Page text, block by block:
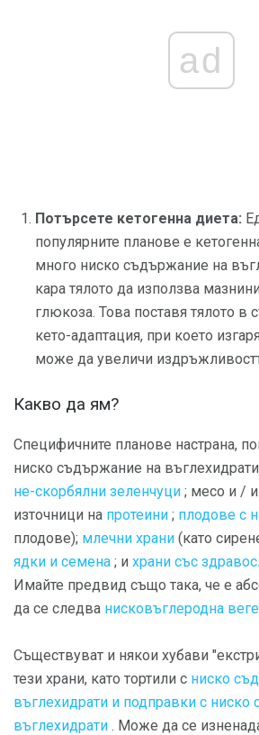
ad
Потърсете кетогенна диета:
популярните планове е
много ниско съдържание на
кара тялото да използва
глюкоза. Това поставя тялото в
кето-адаптация, при което
може да увеличи
Какво да ям?
Специфичните планове настрана,
ниско съдържание на
не-скорбялни зеленчуци ; месо и /
източници на протеини ; плодове с
плодове); млечни храни (като
ядки и семена ; и храни със
Имайте предвид също така, че е
да се следва нисковъглеродна
Съществуват и някои хубави
тези храни, като тортили с ниско
въглехидрати и подправки с
въглехидрати . Може да се